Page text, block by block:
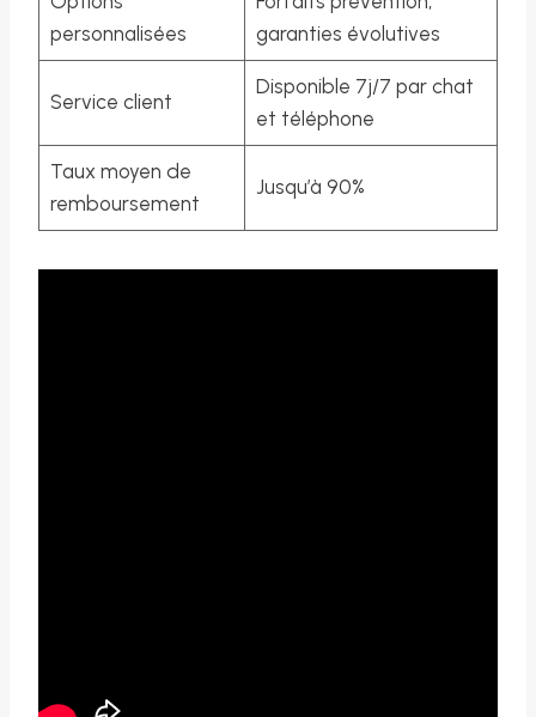
personnalisées
garanties évolutives
Service client
Disponible 7j/7 par chat
et téléphone
Taux moyen de
remboursement
Jusqu’à 90%